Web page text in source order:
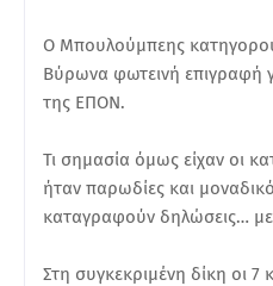
Ο Μπουλούμπεης
Βύρωνα φωτεινή επιγραφή
της ΕΠΟΝ.
Τι σημασία όμως είχαν οι
ήταν παρωδίες και
καταγραφούν δηλώσεις…
Στη συγκεκριμένη δίκη οι